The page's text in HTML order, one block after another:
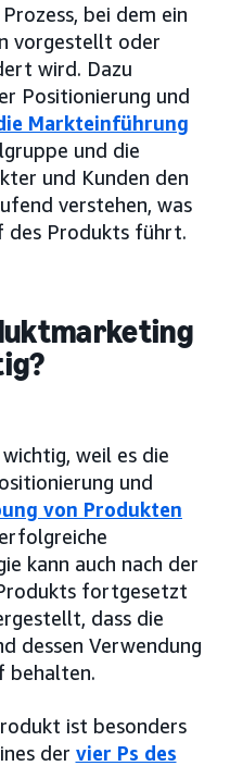
bei dem ein
vorgestellt oder
wird. Dazu
Positionierung und
Markteinführung
und die
und Kunden den
verstehen, was
des Produkts führt.
weil es die
und
von Produkten
kann auch nach der
fortgesetzt
dass die
dessen Verwendung
behalten.
ist besonders
der vier Ps des